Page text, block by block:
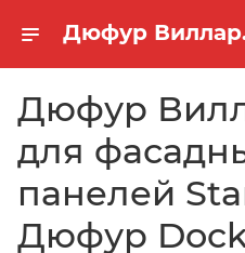
Дюфур Виллар,
Дюфур
для
панелей
Дюфур